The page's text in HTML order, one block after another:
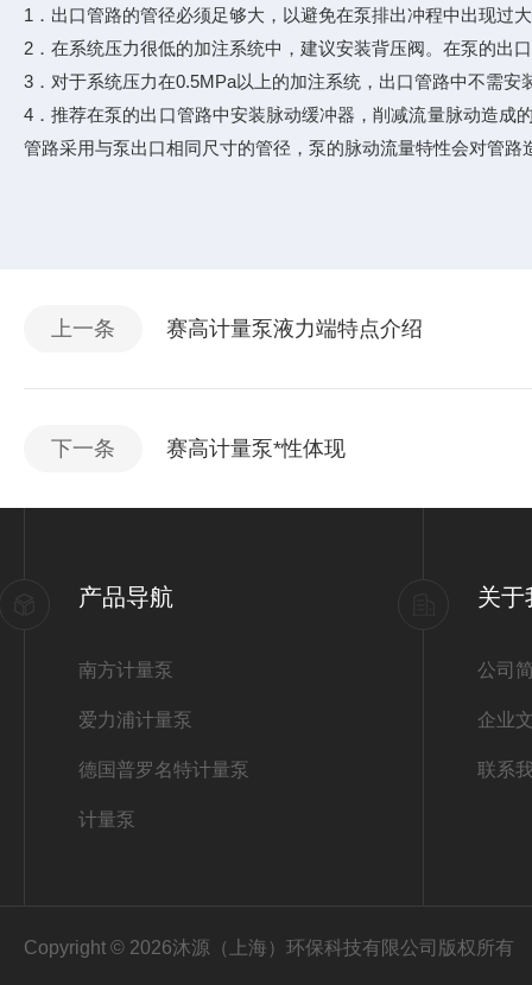
1．出口管路的管径必须足够大，以避免在泵排出冲程中出现过
2．在系统压力很低的加注系统中，建议安装背压阀。在泵的出
3．对于系统压力在0.5MPa以上的加注系统，出口管路中不需安
4．推荐在泵的出口管路中安装脉动缓冲器，削减流量脉动造成
管路采用与泵出口相同尺寸的管径，泵的脉动流量特性会对管
上一条 赛高计量泵液力端特点介绍
下一条 赛高计量泵*性体现
产品导航
南方计量泵
爱力浦计量泵
德国普罗名特计量泵
计量泵
关于
公司
企业
联系
Copyright © 2026沐源（上海）环保科技有限公司版权所有